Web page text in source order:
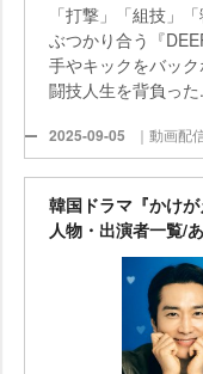
「打撃」「組技」
ぶつかり合う『
手やキックをバッ
闘技人生を背負った
2025-09-05 ｜動画配
韓国ドラマ『かけ
人物・出演者一覧/